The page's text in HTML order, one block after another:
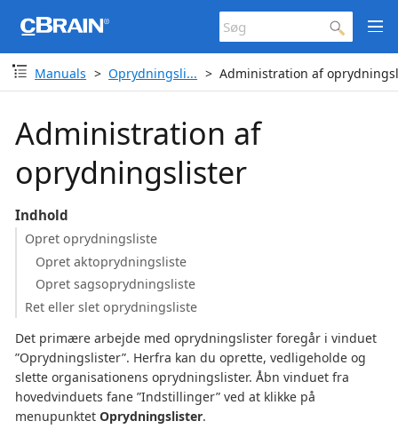
Manuals Oprydningsli... Administration af
Administration af
oprydningslister
Indhold
Opret oprydningsliste
Opret aktoprydningsliste
Opret sagsoprydningsliste
Ret eller slet oprydningsliste
Det primære arbejde med oprydningslister foregår i vinduet
”Oprydningslister”. Herfra kan du oprette, vedligeholde og
slette organisationens oprydningslister. Åbn vinduet fra
hovedvinduets fane ”Indstillinger” ved at klikke på
menupunktet Oprydningslister.